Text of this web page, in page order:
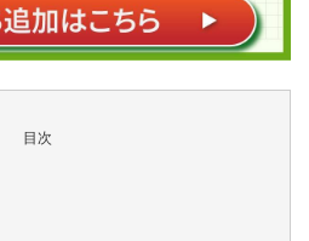
目次